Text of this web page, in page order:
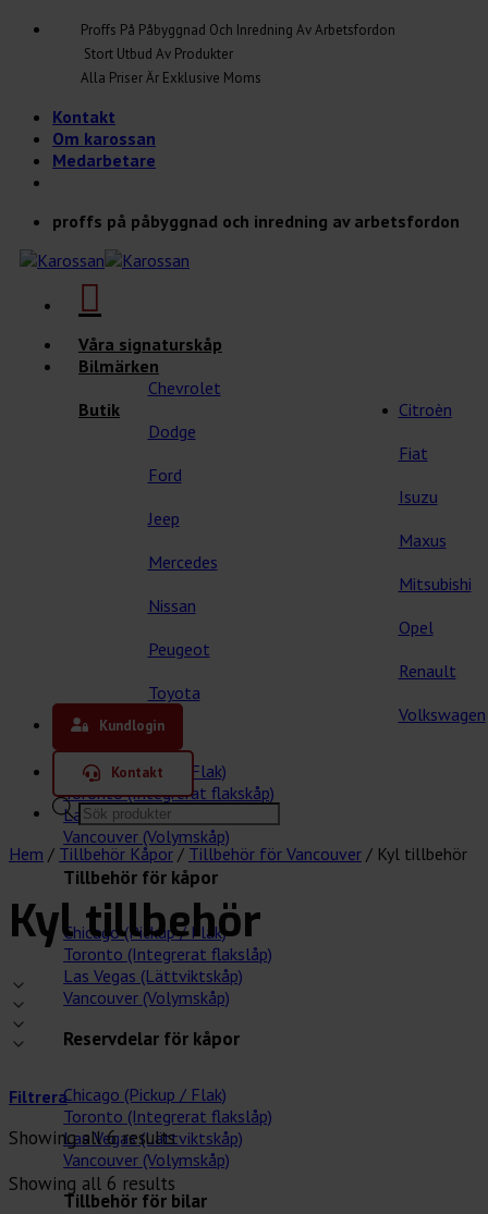
Skip
Proffs På Påbyggnad Och Inredning Av Arbetsfordon
Stort Utbud Av Produkter
Alla Priser Är Exklusive Moms
Kontakt
Om karossan
Medarbetare
proffs på påbyggnad och inredning av arbetsfordon
Våra signaturskåp
Bilmärken
Chevrolet
Citroèn
Dodge
Fiat
Ford
Isuzu
Jeep
Maxus
Mercedes
Mitsubishi
Nissan
Opel
Peugeot
Renault
Toyota
Volkswagen
Butik
Våra kåpor
Chicago (Pickup / Flak)
Toronto (Integrerat flakskåp)
Las Vegas (Lättviktskåp)
Vancouver (Volymskåp)
Tillbehör för kåpor
Chicago (Pickup / Flak)
Toronto (Integrerat flakslåp)
Las Vegas (Lättviktskåp)
Vancouver (Volymskåp)
Reservdelar för kåpor
Chicago (Pickup / Flak)
Toronto (Integrerat flakslåp)
Las Vegas (Lättviktskåp)
Vancouver (Volymskåp)
Tillbehör för bilar
Kundlogin
Kontakt
Products
search
Hem / Tillbehör Kåpor / Tillbehör för Vancouver / Kyl tillbehör
Kyl tillbehör
Filtrera
Showing all 6 results
Showing all 6 results